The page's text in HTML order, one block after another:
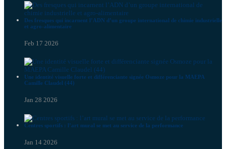
Des fresques qui incarnent l’ADN d’un groupe international de chimie industrielle
et agro-alimentaire
Feb 17 2026
Une identité visuelle forte et différenciante signée Osmoze pour la MAEPA
Camille Claudel (44)
Jan 28 2026
Centres sportifs : l’art mural se met au service de la performance
Jan 14 2026